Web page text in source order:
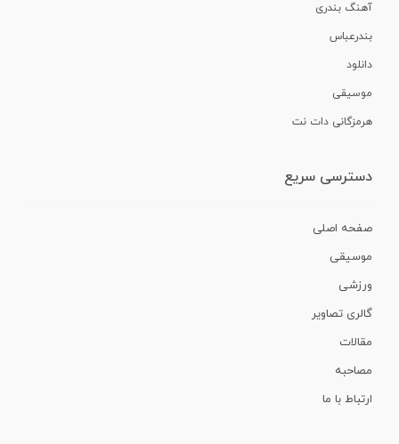
آهنگ بندری
بندرعباس
دانلود
موسیقی
هرمزگانی دات نت
دسترسی سریع
صفحه اصلی
موسیقی
ورزشی
گالری تصاویر
مقالات
مصاحبه
ارتباط با ما